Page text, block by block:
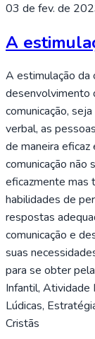
03 de fev. de
A
A estimulação da
desenvolvimento
comunicação,
verbal, as
de maneira
comunicação não
eficazmente mas
habilidades de
respostas
comunicação e
suas
para se obter
Infantil, Atividade
Lúdicas,
Cristãs